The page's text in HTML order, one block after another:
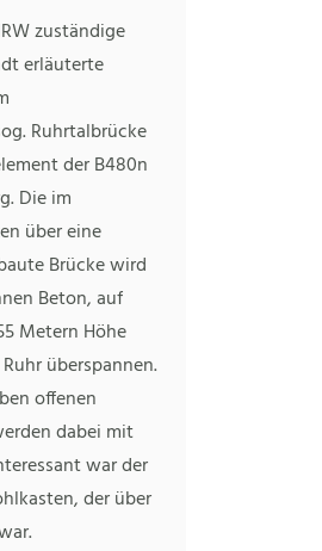
zuständige
erläuterte
Ruhrtalbrücke
der B480n
Die im
über eine
Brücke wird
Beton, auf
Metern Höhe
überspannen.
offenen
dabei mit
war der
der über